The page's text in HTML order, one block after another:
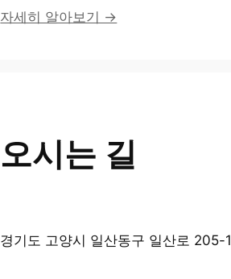
자세히 알아보기 →
오시는 길
경기도 고양시 일산동구 일산로 205-1